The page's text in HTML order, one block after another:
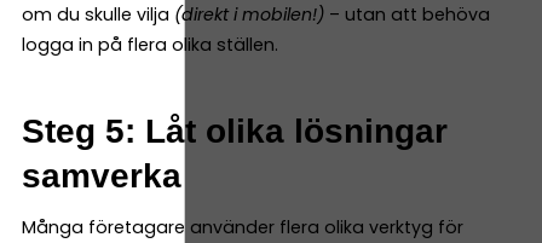
om du skulle vilja (direkt i mobilen!) – utan att behöva
logga in på flera olika ställen.
Steg 5: Låt olika lösningar
samverka
Många företagare använder flera olika verktyg för